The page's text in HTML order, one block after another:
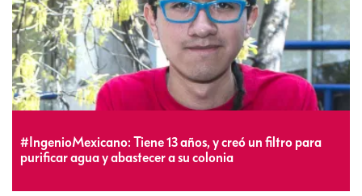
#IngenioMexicano: Tiene 13 años, y creó un filtro para
purificar agua y abastecer a su colonia